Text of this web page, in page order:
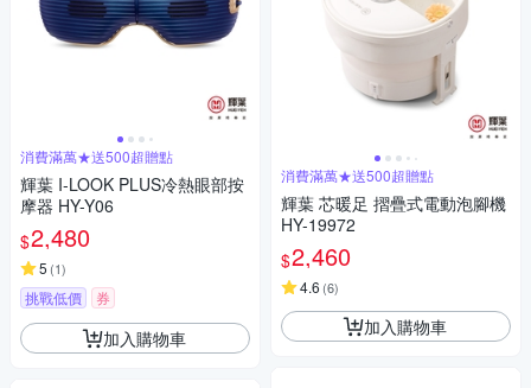
消費滿萬★送500超贈點
輝葉 I-LOOK PLUS冷熱眼部按
摩器 HY-Y06
$2,480
5 (1)
挑戰低價 券
加入購物車
消費滿萬★送500超贈點
輝葉 芯暖足 摺疊式電動泡腳機
HY-19972
$2,460
4.6 (6)
加入購物車